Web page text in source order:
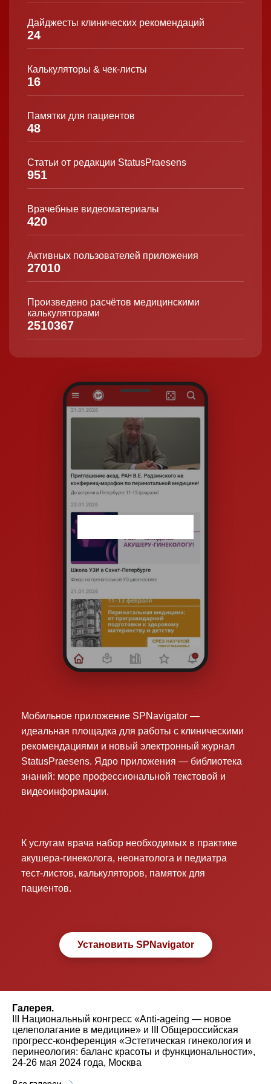
Дайджесты клинических рекомендаций
24
Калькуляторы & чек-листы
16
Памятки для пациентов
48
Статьи от редакции StatusPraesens
951
Врачебные видеоматериалы
420
Активных пользователей приложения
27010
Произведено расчётов медицинскими
калькуляторами
2510367
Мобильное приложение SPNavigator —
идеальная площадка для работы с клиническими
рекомендациями и новый электронный журнал
StatusPraesens. Ядро приложения — библиотека
знаний: море профессиональной текстовой и
видеоинформации.
К услугам врача набор необходимых в практике
акушера-гинеколога, неонатолога и педиатра
тест-листов, калькуляторов, памяток для
пациентов.
Установить SPNavigator
Галерея.
III Национальный конгресс «Anti-ageing — новое
целеполагание в медицине» и III Общероссийская
прогресс-конференция «Эстетическая гинекология и
перинеология: баланс красоты и функциональности»,
24-26 мая 2024 года, Москва